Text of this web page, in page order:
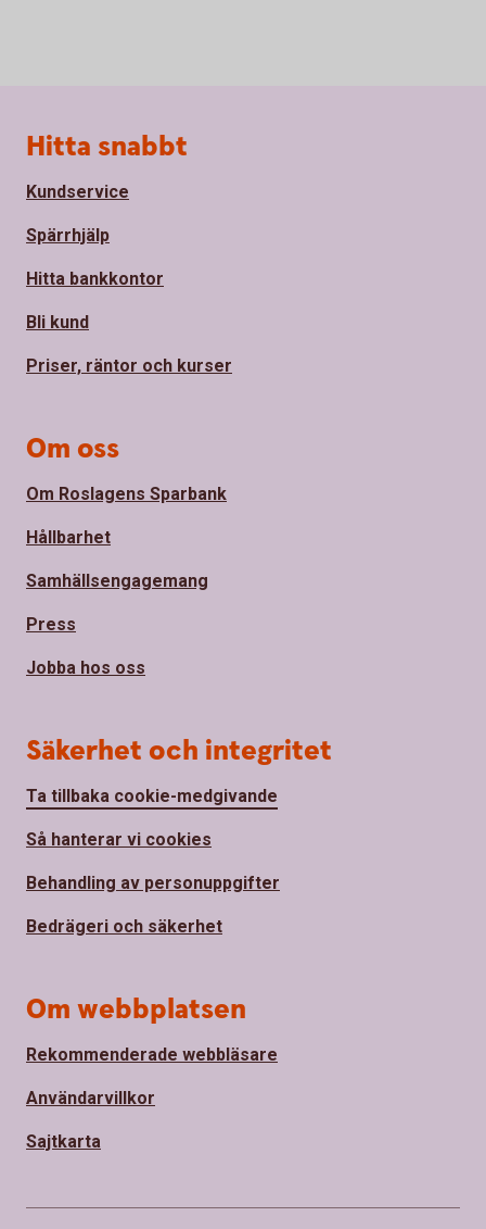
Sidfot
Hitta snabbt
Kundservice
Spärrhjälp
Hitta bankkontor
Bli kund
Priser, räntor och kurser
Om oss
Om Roslagens Sparbank
Hållbarhet
Samhällsengagemang
Press
Jobba hos oss
Säkerhet och integritet
Ta tillbaka cookie-medgivande
Så hanterar vi cookies
Behandling av personuppgifter
Bedrägeri och säkerhet
Om webbplatsen
Rekommenderade webbläsare
Användarvillkor
Sajtkarta